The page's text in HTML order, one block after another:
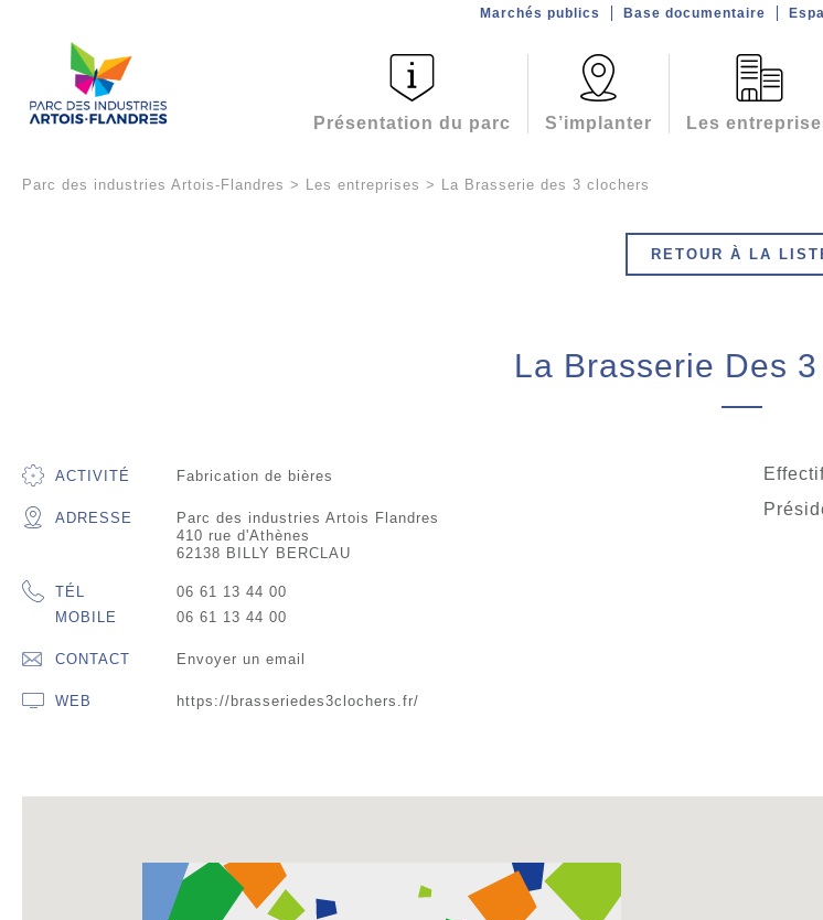
Présentation du parc S’implanter Les
Marchés publics Base documentaire
Parc des industries Artois-Flandres > Les entreprises > La Brasserie des 3 clochers
RETOUR À LA
La Brasserie Des
ACTIVITÉ Fabrication de bières
ADRESSE
Parc des industries Artois Flandres
410 rue d'Athènes
62138 BILLY BERCLAU
TÉL
06 61 13 44 00
MOBILE
06 61 13 44 00
CONTACT Envoyer un email
WEB https://brasseriedes3clochers.fr/